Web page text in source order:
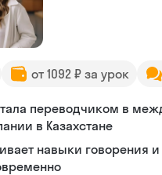
от 1092 ₽ за урок
переводчиком в
в Казахстане
навыки говорения